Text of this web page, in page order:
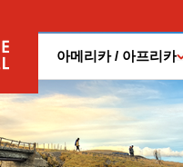
아메리카 / 아프리카